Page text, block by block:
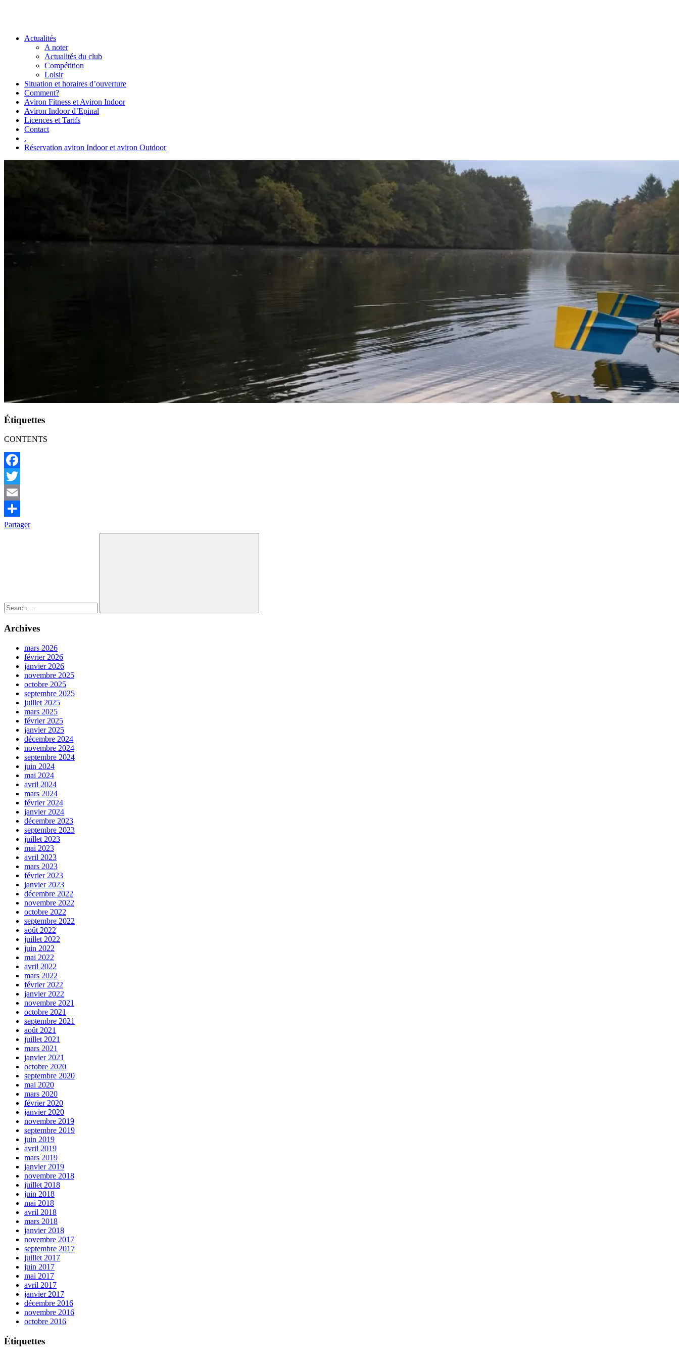
Actualités
A noter
Actualités du club
Compétition
Loisir
Situation et horaires d’ouverture
Comment?
Aviron Fitness et Aviron Indoor
Aviron Indoor d’Epinal
Licences et Tarifs
Contact
.
Réservation aviron Indoor et aviron Outdoor
Étiquettes
CONTENTS
Facebook
Twitter
Email
Partager
Search
Archives
mars 2026
février 2026
janvier 2026
novembre 2025
octobre 2025
septembre 2025
juillet 2025
mars 2025
février 2025
janvier 2025
décembre 2024
novembre 2024
septembre 2024
juin 2024
mai 2024
avril 2024
mars 2024
février 2024
janvier 2024
décembre 2023
septembre 2023
juillet 2023
mai 2023
avril 2023
mars 2023
février 2023
janvier 2023
décembre 2022
novembre 2022
octobre 2022
septembre 2022
août 2022
juillet 2022
juin 2022
mai 2022
avril 2022
mars 2022
février 2022
janvier 2022
novembre 2021
octobre 2021
septembre 2021
août 2021
juillet 2021
mars 2021
janvier 2021
octobre 2020
septembre 2020
mai 2020
mars 2020
février 2020
janvier 2020
novembre 2019
septembre 2019
juin 2019
avril 2019
mars 2019
janvier 2019
novembre 2018
juillet 2018
juin 2018
mai 2018
avril 2018
mars 2018
janvier 2018
novembre 2017
septembre 2017
juillet 2017
juin 2017
mai 2017
avril 2017
janvier 2017
décembre 2016
novembre 2016
octobre 2016
Étiquettes